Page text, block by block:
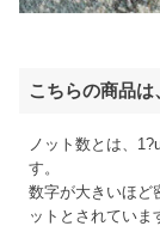
こちらの商品は
ノット数とは、
す。
数字が大きいほど
ットとされてい